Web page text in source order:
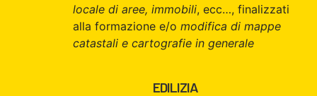
locale di aree, immobili, ecc…, finalizzati
alla formazione e/o modifica di mappe
catastali e cartografie in generale
EDILIZIA